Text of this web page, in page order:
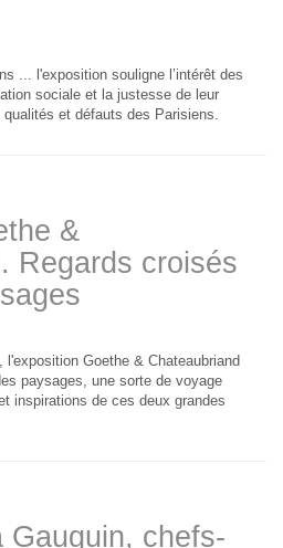
... l'exposition souligne l’intérêt des
sociale et la justesse de leur
et défauts des Parisiens.
&
Regards croisés
Goethe & Chateaubriand
paysages, une sorte de voyage
inspirations de ces deux grandes
Gauguin, chefs-